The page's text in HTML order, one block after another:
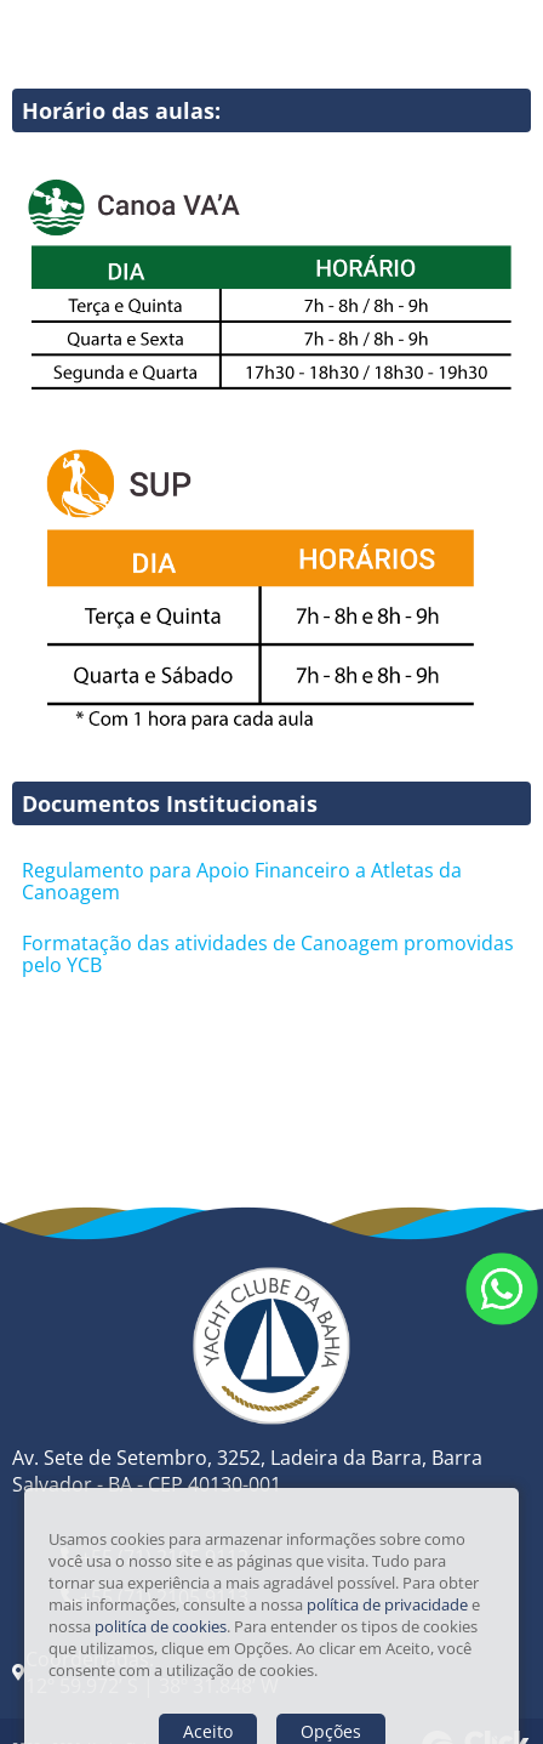
Horário das aulas:
Documentos Institucionais
Regulamento para Apoio Financeiro a Atletas da
Canoagem
Formatação das atividades de Canoagem promovidas
pelo YCB
Av. Sete de Setembro, 3252, Ladeira da Barra, Barra
Salvador - BA - CEP 40130-001
+55 (71) 2105 9112
+55 (71) 2105 9113
Coordenadas:
12º 59.972’ S | 38º 31.848’ W
Usamos cookies para armazenar informações sobre como
você usa o nosso site e as páginas que visita. Tudo para
tornar sua experiência a mais agradável possível. Para obter
mais informações, consulte a nossa política de privacidadee
nossa politíca de cookies. Para entender os tipos de cookies
que utilizamos, clique em Opções. Ao clicar em Aceito, você
consente com a utilização de cookies.
Aceito Opções